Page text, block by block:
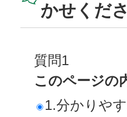
かせくださ
質問1
このページの
1.分かりや